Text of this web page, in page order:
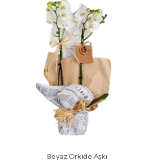
Beyaz Orkide Aşkı